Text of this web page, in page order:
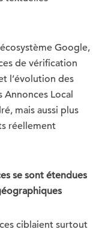
Google,
de vérification
l’évolution des
Local
mais aussi plus
réellement
se sont étendues
ciblaient surtout